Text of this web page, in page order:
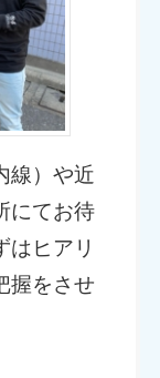
線）や近
にてお待
はヒアリ
握をさせ